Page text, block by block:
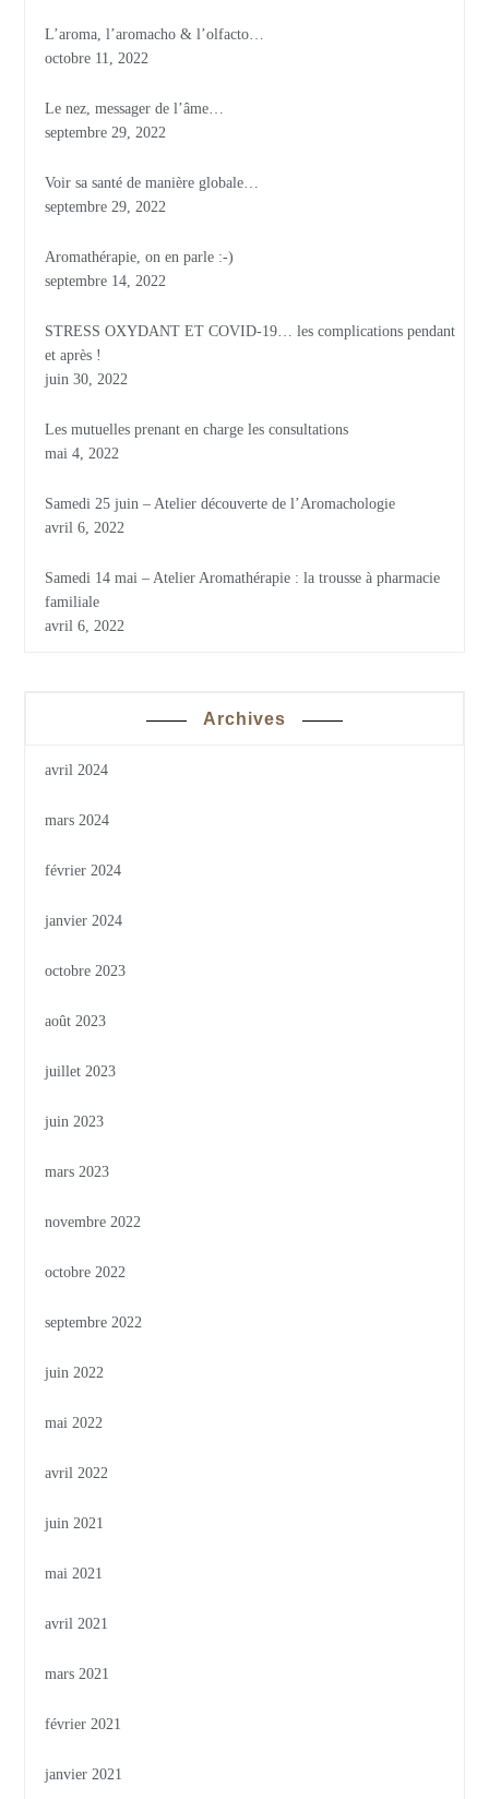
L’aroma, l’aromacho & l’olfacto…
octobre 11, 2022
Le nez, messager de l’âme…
septembre 29, 2022
Voir sa santé de manière globale…
septembre 29, 2022
Aromathérapie, on en parle :-)
septembre 14, 2022
STRESS OXYDANT ET COVID-19… les complications pendant
et après !
juin 30, 2022
Les mutuelles prenant en charge les consultations
mai 4, 2022
Samedi 25 juin – Atelier découverte de l’Aromachologie
avril 6, 2022
Samedi 14 mai – Atelier Aromathérapie : la trousse à pharmacie
familiale
avril 6, 2022
Archives
avril 2024
mars 2024
février 2024
janvier 2024
octobre 2023
août 2023
juillet 2023
juin 2023
mars 2023
novembre 2022
octobre 2022
septembre 2022
juin 2022
mai 2022
avril 2022
juin 2021
mai 2021
avril 2021
mars 2021
février 2021
janvier 2021